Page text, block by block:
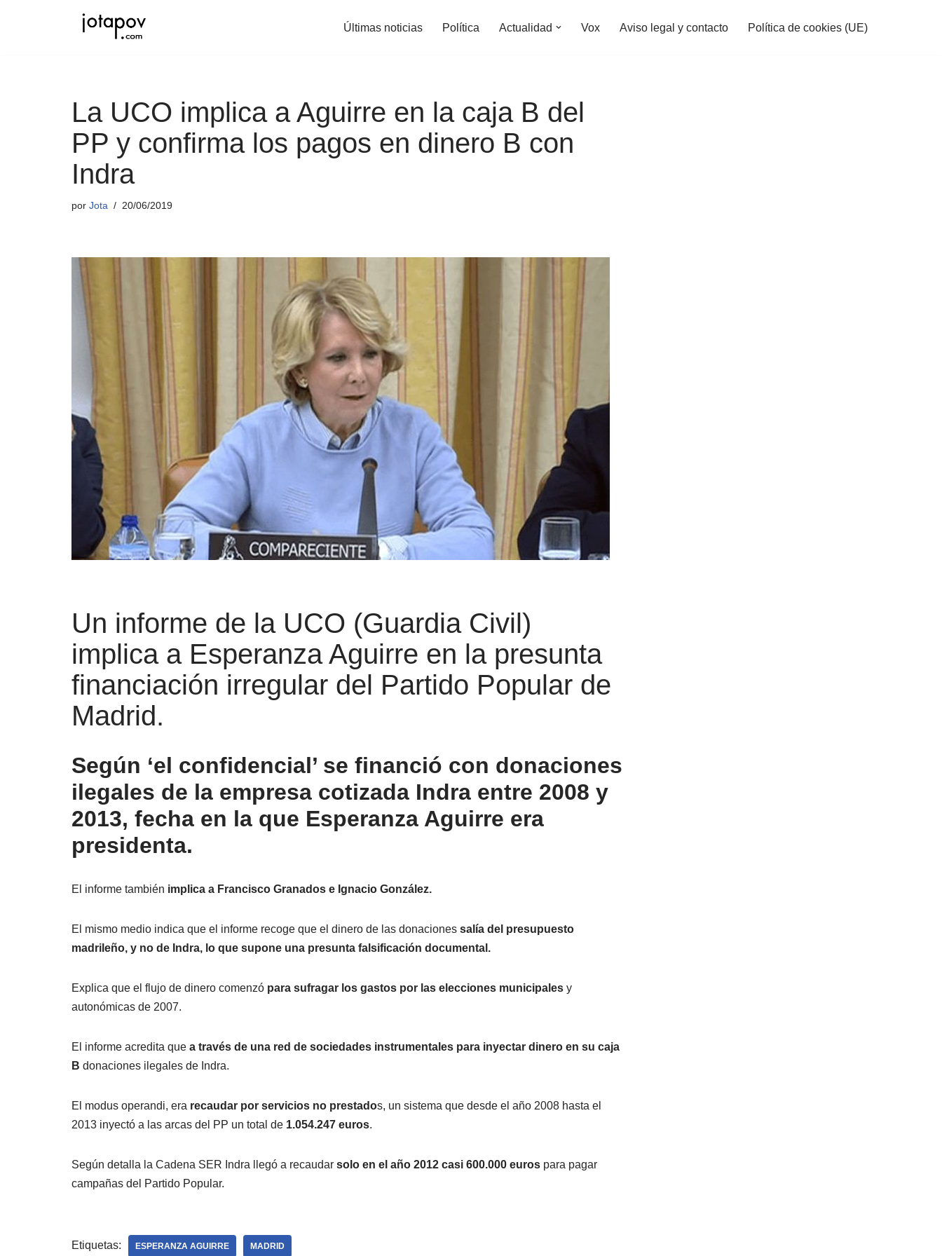
Últimas noticias Política Actualidad Vox Aviso legal y contacto Política de cookies (UE)
La UCO implica a Aguirre en la caja B del
PP y confirma los pagos en dinero B con
Indra
por Jota 20/06/2019
Un informe de la UCO (Guardia Civil)
implica a Esperanza Aguirre en la presunta
financiación irregular del Partido Popular de
Madrid.
Según ‘el confidencial’ se financió con donaciones
ilegales de la empresa cotizada Indra entre 2008 y
2013, fecha en la que Esperanza Aguirre era
presidenta.
El informe también implica a Francisco Granados e Ignacio González.
El mismo medio indica que el informe recoge que el dinero de las donaciones salía del presupuesto
madrileño, y no de Indra, lo que supone una presunta falsificación documental.
Explica que el flujo de dinero comenzó para sufragar los gastos por las elecciones municipales y
autonómicas de 2007.
El informe acredita que a través de una red de sociedades instrumentales para inyectar dinero en su caja
B donaciones ilegales de Indra.
El modus operandi, era recaudar por servicios no prestados, un sistema que desde el año 2008 hasta el
2013 inyectó a las arcas del PP un total de 1.054.247 euros.
Según detalla la Cadena SER Indra llegó a recaudar solo en el año 2012 casi 600.000 euros para pagar
campañas del Partido Popular.
Etiquetas: ESPERANZA AGUIRRE MADRID